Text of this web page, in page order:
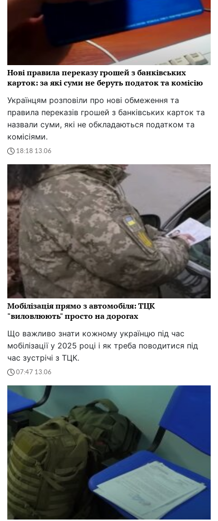
Нові правила переказу грошей з банківських
карток: за які суми не беруть податок та комісію
Українцям розповіли про нові обмеження та
правила переказів грошей з банківських карток та
назвали суми, які не обкладаються податком та
комісіями.
18:18 13.06
Мобілізація прямо з автомобіля: ТЦК
"виловлюють" просто на дорогах
Що важливо знати кожному українцю під час
мобілізації у 2025 році і як треба поводитися під
час зустрічі з ТЦК.
07:47 13.06